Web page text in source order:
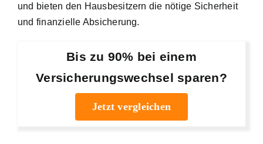
und bieten den Hausbesitzern die nötige Sicherheit
und finanzielle Absicherung.
Bis zu 90% bei einem
Versicherungswechsel sparen?
Jetzt vergleichen